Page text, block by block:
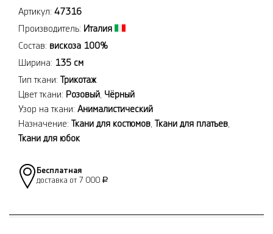
Артикул: 47316
Производитель: Италия
Состав: вискоза 100%
Ширина: 135 см
Тип ткани:
Трикотаж
Цвет ткани: Розовый, Чёрный
Узор на ткани: Анималистический
Назначение:
Ткани для костюмов, Ткани для платьев,
Ткани для юбок
Бесплатная
доставка от 7 000 Р